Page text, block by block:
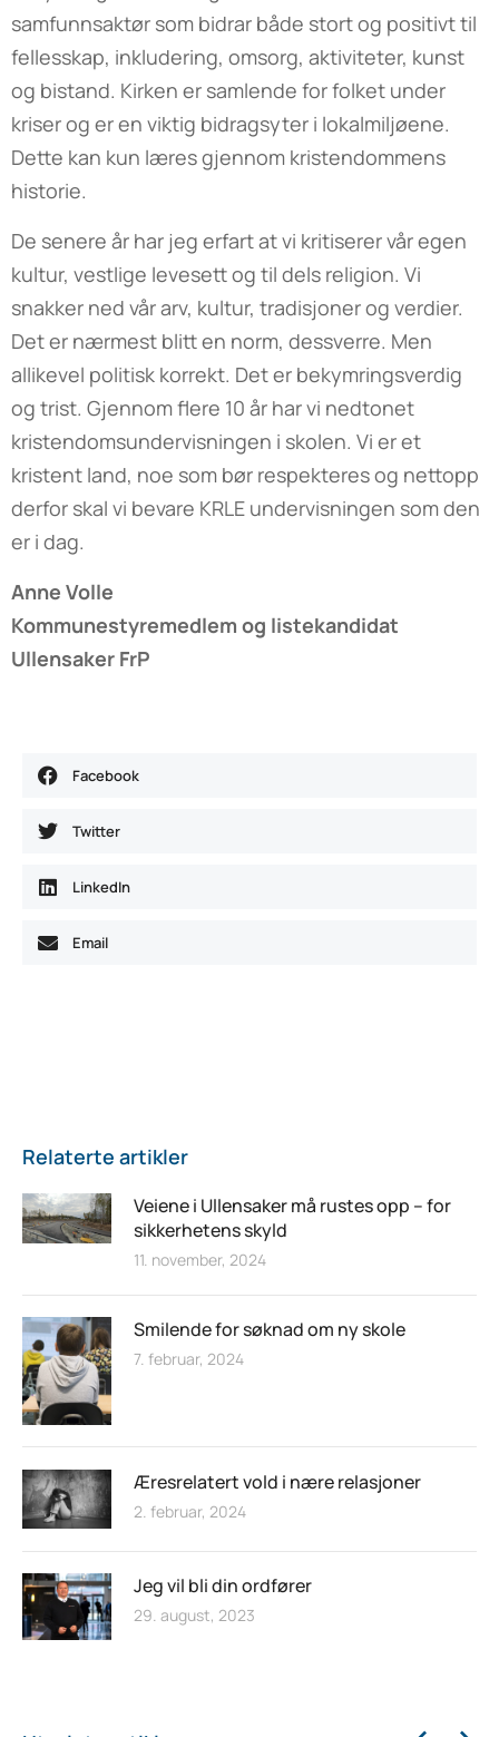
samfunnsaktør som bidrar både stort og positivt til
fellesskap, inkludering, omsorg, aktiviteter, kunst
og bistand. Kirken er samlende for folket under
kriser og er en viktig bidragsyter i lokalmiljøene.
Dette kan kun læres gjennom kristendommens
historie.
De senere år har jeg erfart at vi kritiserer vår egen
kultur, vestlige levesett og til dels religion. Vi
snakker ned vår arv, kultur, tradisjoner og verdier.
Det er nærmest blitt en norm, dessverre. Men
allikevel politisk korrekt. Det er bekymringsverdig
og trist. Gjennom flere 10 år har vi nedtonet
kristendomsundervisningen i skolen. Vi er et
kristent land, noe som bør respekteres og nettopp
derfor skal vi bevare KRLE undervisningen som den
er i dag.
Anne Volle
Kommunestyremedlem og listekandidat
Ullensaker FrP
Facebook
Twitter
LinkedIn
Email
Relaterte artikler
Veiene i Ullensaker må rustes opp – for
sikkerhetens skyld
11. november, 2024
Smilende for søknad om ny skole
7. februar, 2024
Æresrelatert vold i nære relasjoner
2. februar, 2024
Jeg vil bli din ordfører
29. august, 2023